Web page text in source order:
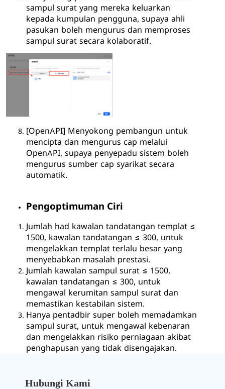
sampul surat yang mereka keluarkan
kepada kumpulan pengguna, supaya ahli
pasukan boleh mengurus dan memproses
sampul surat secara kolaboratif.
[OpenAPI] Menyokong pembangun untuk
mencipta dan mengurus cap melalui
OpenAPI, supaya penyepadu sistem boleh
mengurus sumber cap syarikat secara
automatik.
Pengoptimuman Ciri
Jumlah had kawalan tandatangan templat ≤
1500, kawalan tandatangan ≤ 300, untuk
mengelakkan templat terlalu besar yang
menyebabkan masalah prestasi.
Jumlah kawalan sampul surat ≤ 1500,
kawalan tandatangan ≤ 300, untuk
mengawal kerumitan sampul surat dan
memastikan kestabilan sistem.
Hanya pentadbir super boleh memadamkan
sampul surat, untuk mengawal kebenaran
dan mengelakkan risiko perniagaan akibat
penghapusan yang tidak disengajakan.
Hubungi Kami